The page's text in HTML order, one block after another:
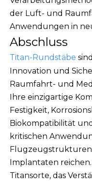
der Luft- und
Anwendungen in
Abschluss
Titan-Rundstäbe
Innovation und
Raumfahrt- und
Ihre einzigartige
Festigkeit,
Biokompatibilität
kritischen
Implantaten
Titansorte, das